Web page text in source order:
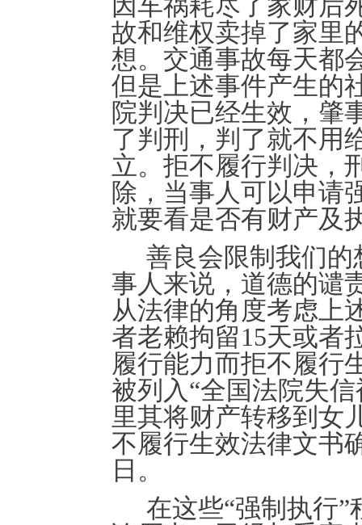
因车祸耗尽了家财后
故和维权卖掉了家里
想。交通事故每天都
但是上述事件产生的
院判决已经生效，肇
了判刑，判了就不用
立。拒不履行判决，
除，当事人可以申请
就要看是否有财产及
善良会限制我们
事人来说，道德的谴
从法律的角度考虑上
者老赖拘留15天或者
履行能力而拒不履行
被列入“全国法院失
里其将财产转移到女
不履行生效法律文书
日 。
在这些“强制执行